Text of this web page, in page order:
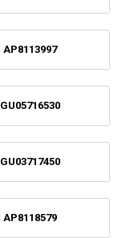
AP8113997
GU05716530
GU03717450
AP8118579